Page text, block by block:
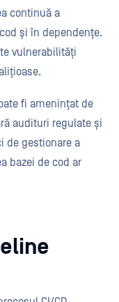
continuă a
și în dependențe.
vulnerabilități
fi amenințat de
audituri regulate și
de gestionare a
bazei de cod ar